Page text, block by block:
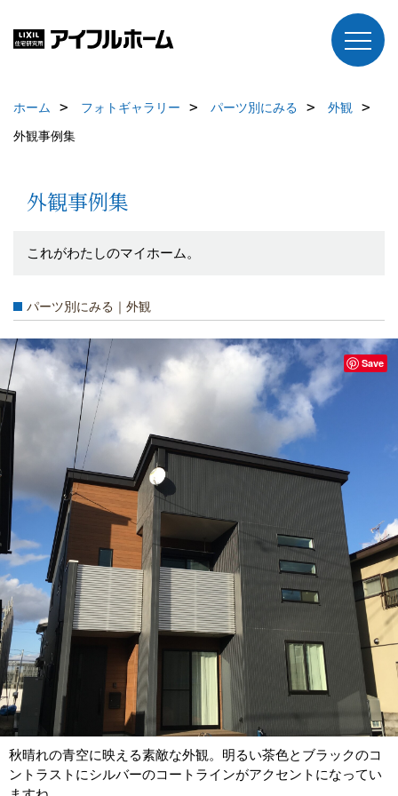
ホーム フォトギャラリー パーツ別にみる
外観
外観事例集
外観事例集
これがわたしのマイホーム。
パーツ別にみる｜外観
秋晴れの青空に映える素敵な外観。明るい茶色とブラックのコ
ントラストにシルバーのコートラインがアクセントになってい
Save